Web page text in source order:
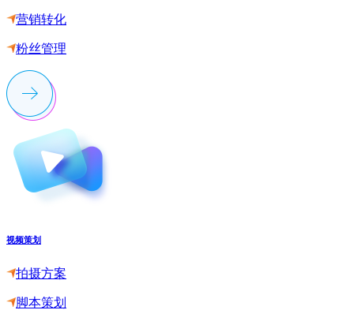
营销转化
粉丝管理
视频策划
拍摄方案
脚本策划